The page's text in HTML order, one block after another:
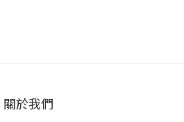
關於我們